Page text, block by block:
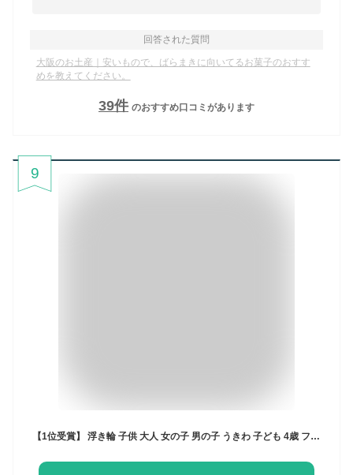
回答された質問
大阪のお土産｜安いもので、ばらまきに向いてるお菓子のおすす
めを教えてください。
39件 のおすすめ口コミがあります
9